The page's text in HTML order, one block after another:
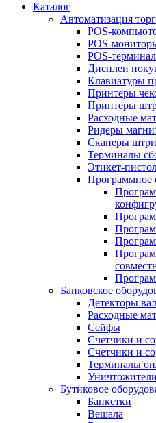
Каталог
Автоматизация
POS-
POS-
POS-
Дисплеи
Клавиатуры
Принтеры
Принтеры
Расходные
Ридеры
Сканеры
Терминалы
Этикет-
Программное
Банковское
Детекторы
Расходные
Сейфы
Счетчики и
Счетчики и
Терминалы
Бутиковое
Банкетки
Вешала